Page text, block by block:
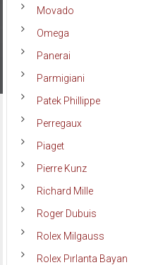
Movado
Omega
Panerai
Parmigiani
Patek Phillippe
Perregaux
Piaget
Pierre Kunz
Richard Mille
Roger Dubuis
Rolex Milgauss
Rolex Pırlanta Bayan